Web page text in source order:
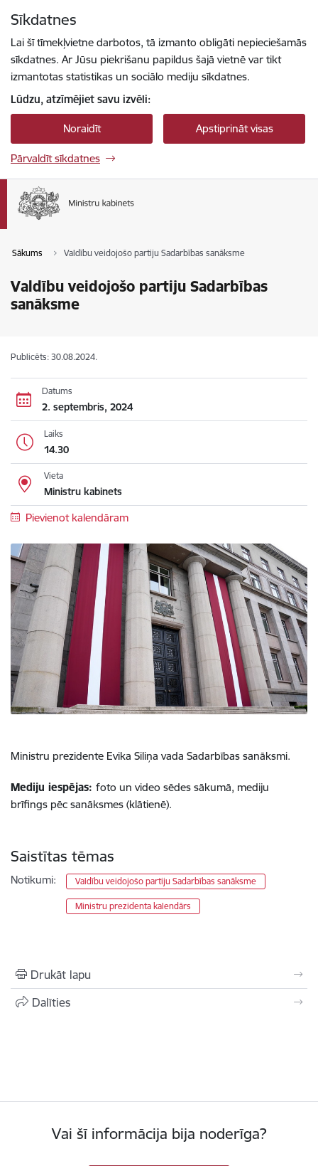
Sīkdatnes
Lai šī tīmekļvietne darbotos, tā izmanto obligāti nepieciešamās
sīkdatnes. Ar Jūsu piekrišanu papildus šajā vietnē var tikt
izmantotas statistikas un sociālo mediju sīkdatnes.
Lūdzu, atzīmējiet savu izvēli:
Noraidīt Apstiprināt visas
Pārvaldīt sīkdatnes
Sākums Valdību veidojošo partiju Sadarbības sanāksme
Valdību veidojošo partiju Sadarbības
sanāksme
Publicēts: 30.08.2024.
Datums
2. septembris, 2024
Laiks
14.30
Vieta
Ministru kabinets
Pievienot kalendāram
Ministru prezidente Evika Siliņa vada Sadarbības sanāksmi.
Mediju iespējas: foto un video sēdes sākumā, mediju
brīfings pēc sanāksmes (klātienē).
Saistītas tēmas
Notikumi: Valdību veidojošo partiju Sadarbības sanāksme
Ministru prezidenta kalendārs
Drukāt lapu
Dalīties
Vai šī informācija bija noderīga?